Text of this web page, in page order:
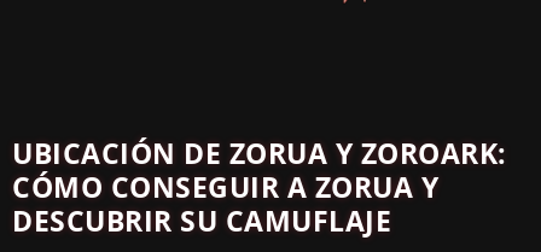
UBICACIÓN DE ZORUA Y ZOROARK:
CÓMO CONSEGUIR A ZORUA Y
DESCUBRIR SU CAMUFLAJE